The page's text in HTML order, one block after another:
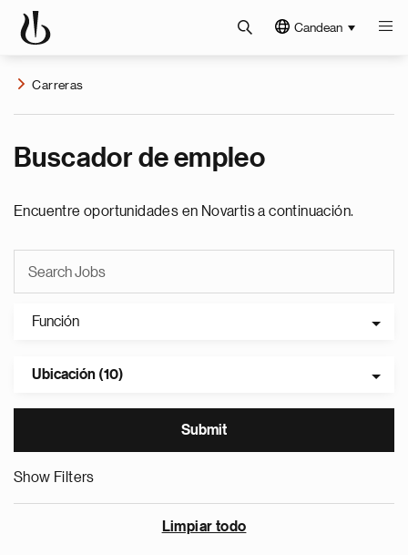
Candean
Carreras
Buscador de empleo
Encuentre oportunidades en Novartis a continuación.
Función
Ubicación (10)
Show Filters
Limpiar todo